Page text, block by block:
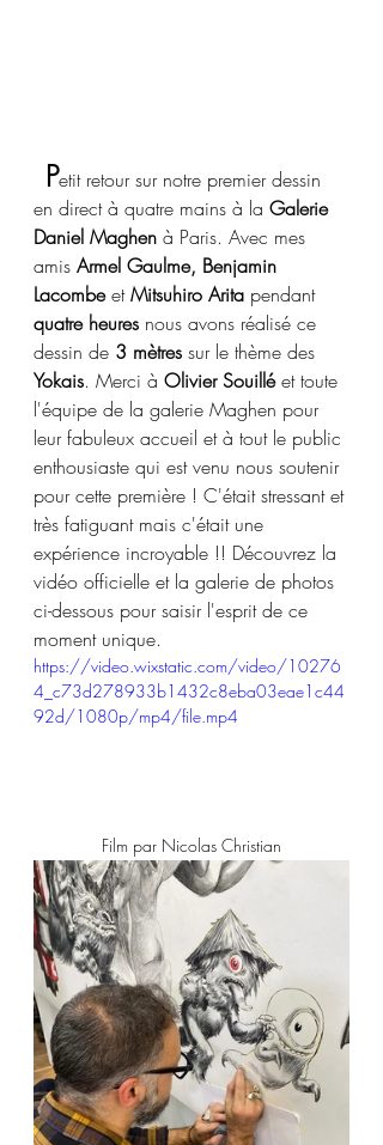
Petit retour sur notre premier dessin
en direct à quatre mains à la Galerie
Daniel Maghen à Paris. Avec mes
amis Armel Gaulme, Benjamin
Lacombe et Mitsuhiro Arita pendant
quatre heures nous avons réalisé ce
dessin de 3 mètres sur le thème des
Yokais. Merci à Olivier Souillé et toute
l'équipe de la galerie Maghen pour
leur fabuleux accueil et à tout le public
enthousiaste qui est venu nous soutenir
pour cette première ! C'était stressant et
très fatiguant mais c'était une
expérience incroyable !! Découvrez la
vidéo officielle et la galerie de photos
ci-dessous pour saisir l'esprit de ce
moment unique.
https://video.wixstatic.com/video/10276
4_c73d278933b1432c8eba03eae1c44
92d/1080p/mp4/file.mp4
Film par Nicolas Christian